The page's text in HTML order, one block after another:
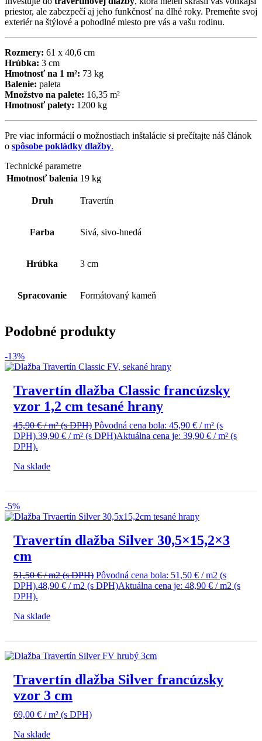
priestor, ale zabezpečí aj jeho funkčnosť na dlhé roky. Premeňte svoj
exteriér na štýlové a pohodlné miesto pre vás a vašu rodinu.
Rozmery: 61 x 40,6 cm
Hrúbka: 3 cm
Hmotnosť na 1 m²: 73 kg
Balenie: paleta
Množstvo na palete: 16,35 m²
Hmotnosť palety: 1200 kg
Pre viac informácií o možnostiach inštalácie si prečítajte náš článok
o spôsobe pokládky dlažby.
Technické parametre
Hmotnosť balenia 19 kg
Druh Travertín
Farba Sivá, sivo-hnedá
Hrúbka 3 cm
Spracovanie Formátovaný kameň
Podobné produkty
-13%
Travertín dlažba Classic francúzsky
vzor 1,2 cm tesané hrany
45,90€/ m²(s DPH) Pôvodná cena bola: 45,90 € / m² (s
DPH).39,90 € / m² (s DPH)Aktuálna cena je: 39,90 € / m² (s
DPH).
Na sklade
-5%
Travertín dlažba Silver 30,5×15,2×3
cm
51,50€/ m2(s DPH) Pôvodná cena bola: 51,50 € / m2 (s
DPH).48,90 € / m2 (s DPH)Aktuálna cena je: 48,90 € / m2 (s
DPH).
Na sklade
Travertín dlažba Silver francúzsky
vzor 3 cm
69,00 € / m² (s DPH)
Na sklade